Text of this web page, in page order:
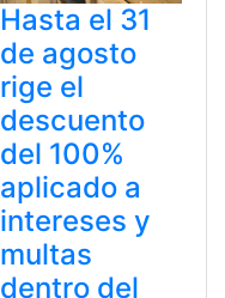
Hasta el 31
de agosto
rige el
descuento
del 100%
aplicado a
intereses y
multas
dentro del